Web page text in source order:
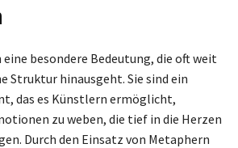
besondere Bedeutung, die oft weit
Struktur hinausgeht. Sie sind ein
das es Künstlern ermöglicht,
zu weben, die tief in die Herzen
Durch den Einsatz von Metaphern